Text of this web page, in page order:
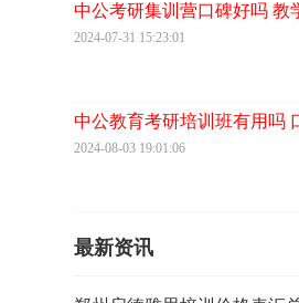
中公考研集训营口碑好吗 教
2024-07-31 15:23:01
中公教育考研培训班有用吗
2024-08-03 19:01:06
最新资讯